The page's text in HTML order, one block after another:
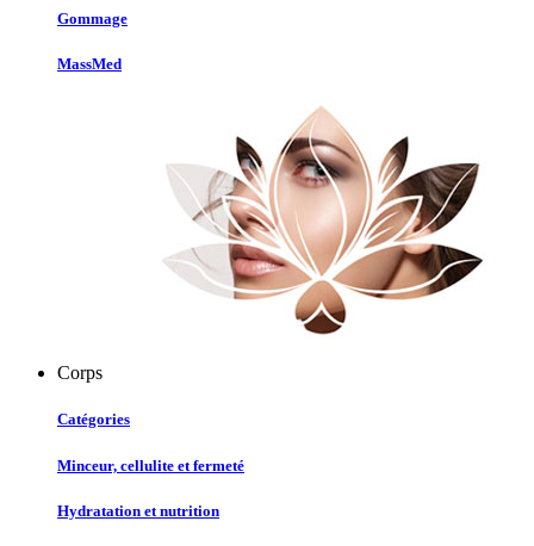
Gommage
MassMed
Corps
Catégories
Minceur, cellulite et fermeté
Hydratation et nutrition